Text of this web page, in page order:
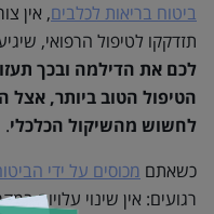
ביטוח בריאות לכלבים, אין
תזדקקו לטיפול הרפואי,
לכם את הדילמה ובכך
הטיפול הטוב ביותר, אצל
לחשוש מהשיקול הכלכלי.
כשאתם מכוסים על ידי
רגועים: אין שינוי עלויות